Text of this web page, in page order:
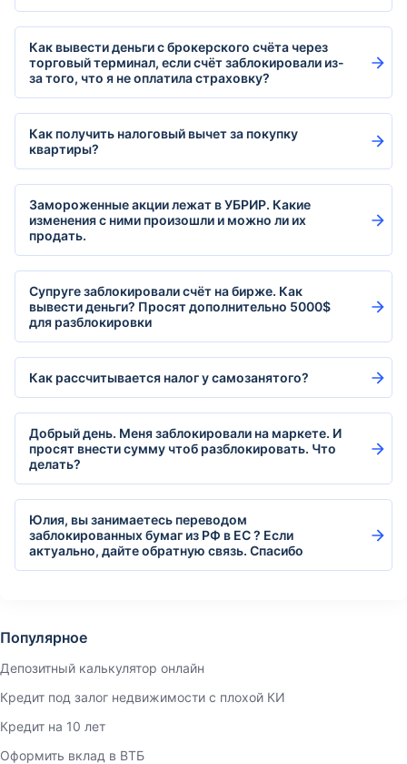
Как вывести деньги с брокерского счёта через
торговый терминал, если счёт заблокировали из-
за того, что я не оплатила страховку?
Как получить налоговый вычет за покупку
квартиры?
Замороженные акции лежат в УБРИР. Какие
изменения с ними произошли и можно ли их
продать.
Супруге заблокировали счёт на бирже. Как
вывести деньги? Просят дополнительно 5000$
для разблокировки
Как рассчитывается налог у самозанятого?
Добрый день. Меня заблокировали на маркете. И
просят внести сумму чтоб разблокировать. Что
делать?
Юлия, вы занимаетесь переводом
заблокированных бумаг из РФ в ЕС ? Если
актуально, дайте обратную связь. Спасибо
Популярное
Депозитный калькулятор онлайн
Кредит под залог недвижимости с плохой КИ
Кредит на 10 лет
Оформить вклад в ВТБ